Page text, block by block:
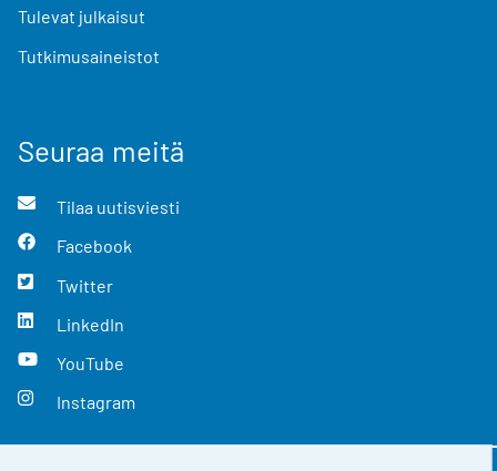
Tulevat julkaisut
Tutkimusaineistot
Seuraa meitä
Tilaa uutisviesti
Facebook
Twitter
LinkedIn
YouTube
Instagram